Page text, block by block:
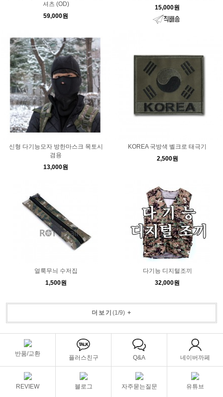
셔츠 (OD)
59,000원
15,000원
신형 다기능모자 방한마스크 목토시
겸용
13,000원
KOREA 국방색 벨크로 태극기
2,500원
얼룩무늬 수저집
1,500원
다기능 디지털조끼
32,000원
더보기 (1/9)+
반품/교환
플러스친구 Q&A 네이버까페
REVIEW 블로그 자주묻는질문 유튜브